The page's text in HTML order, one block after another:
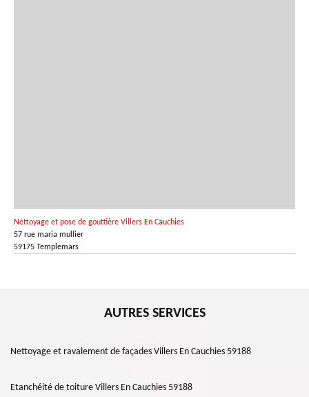
Nettoyage et pose de gouttière Villers En Cauchies
57 rue maria mullier
59175 Templemars
AUTRES SERVICES
Nettoyage et ravalement de façades Villers En Cauchies 59188
Etanchéité de toiture Villers En Cauchies 59188